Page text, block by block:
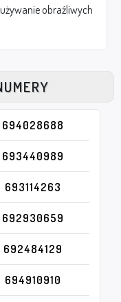
obraźliwych
694028688
693440989
693114263
692930659
692484129
694910910